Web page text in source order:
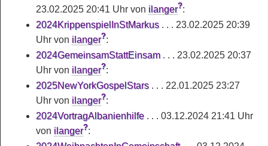
23.02.2025 20:41 Uhr von ilanger?:
2024KrippenspielInStMarkus. . . 23.02.2025 20:39
Uhr von ilanger?:
2024GemeinsamStattEinsam. . . 23.02.2025 20:37
Uhr von ilanger?:
2025NewYorkGospelStars. . . 22.01.2025 23:27
Uhr von ilanger?:
2024VortragAlbanienhilfe . . . 03.12.2024 21:41 Uhr
von ilanger?: